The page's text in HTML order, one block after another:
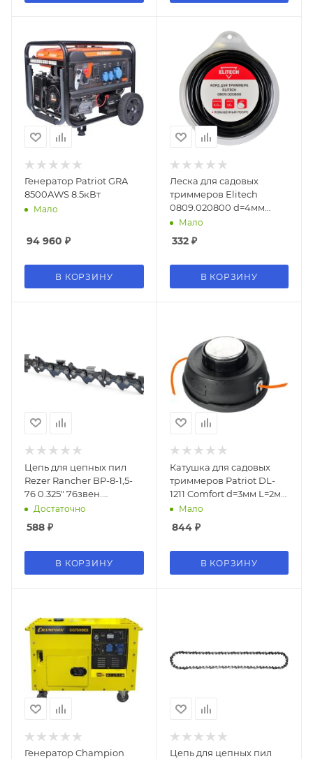
Генератор Patriot GRA
8500AWS 8.5кВт
Мало
94 960 ₽
В КОРЗИНУ
Леска для садовых
триммеров Elitech
0809.020800 d=4мм
L=16м
Мало
332₽
В КОРЗИНУ
Цепь для цепных пил
Rezer Rancher BP-8-1,5-
76 0.325" 76звен.
(04.003.00033)
Достаточно
588 ₽
В КОРЗИНУ
Катушка для садовых
триммеров Patriot DL-
1211 Comfort d=3мм L=2м
(807114006)
Мало
844₽
В КОРЗИНУ
Генератор Champion
Цепь для цепных пил